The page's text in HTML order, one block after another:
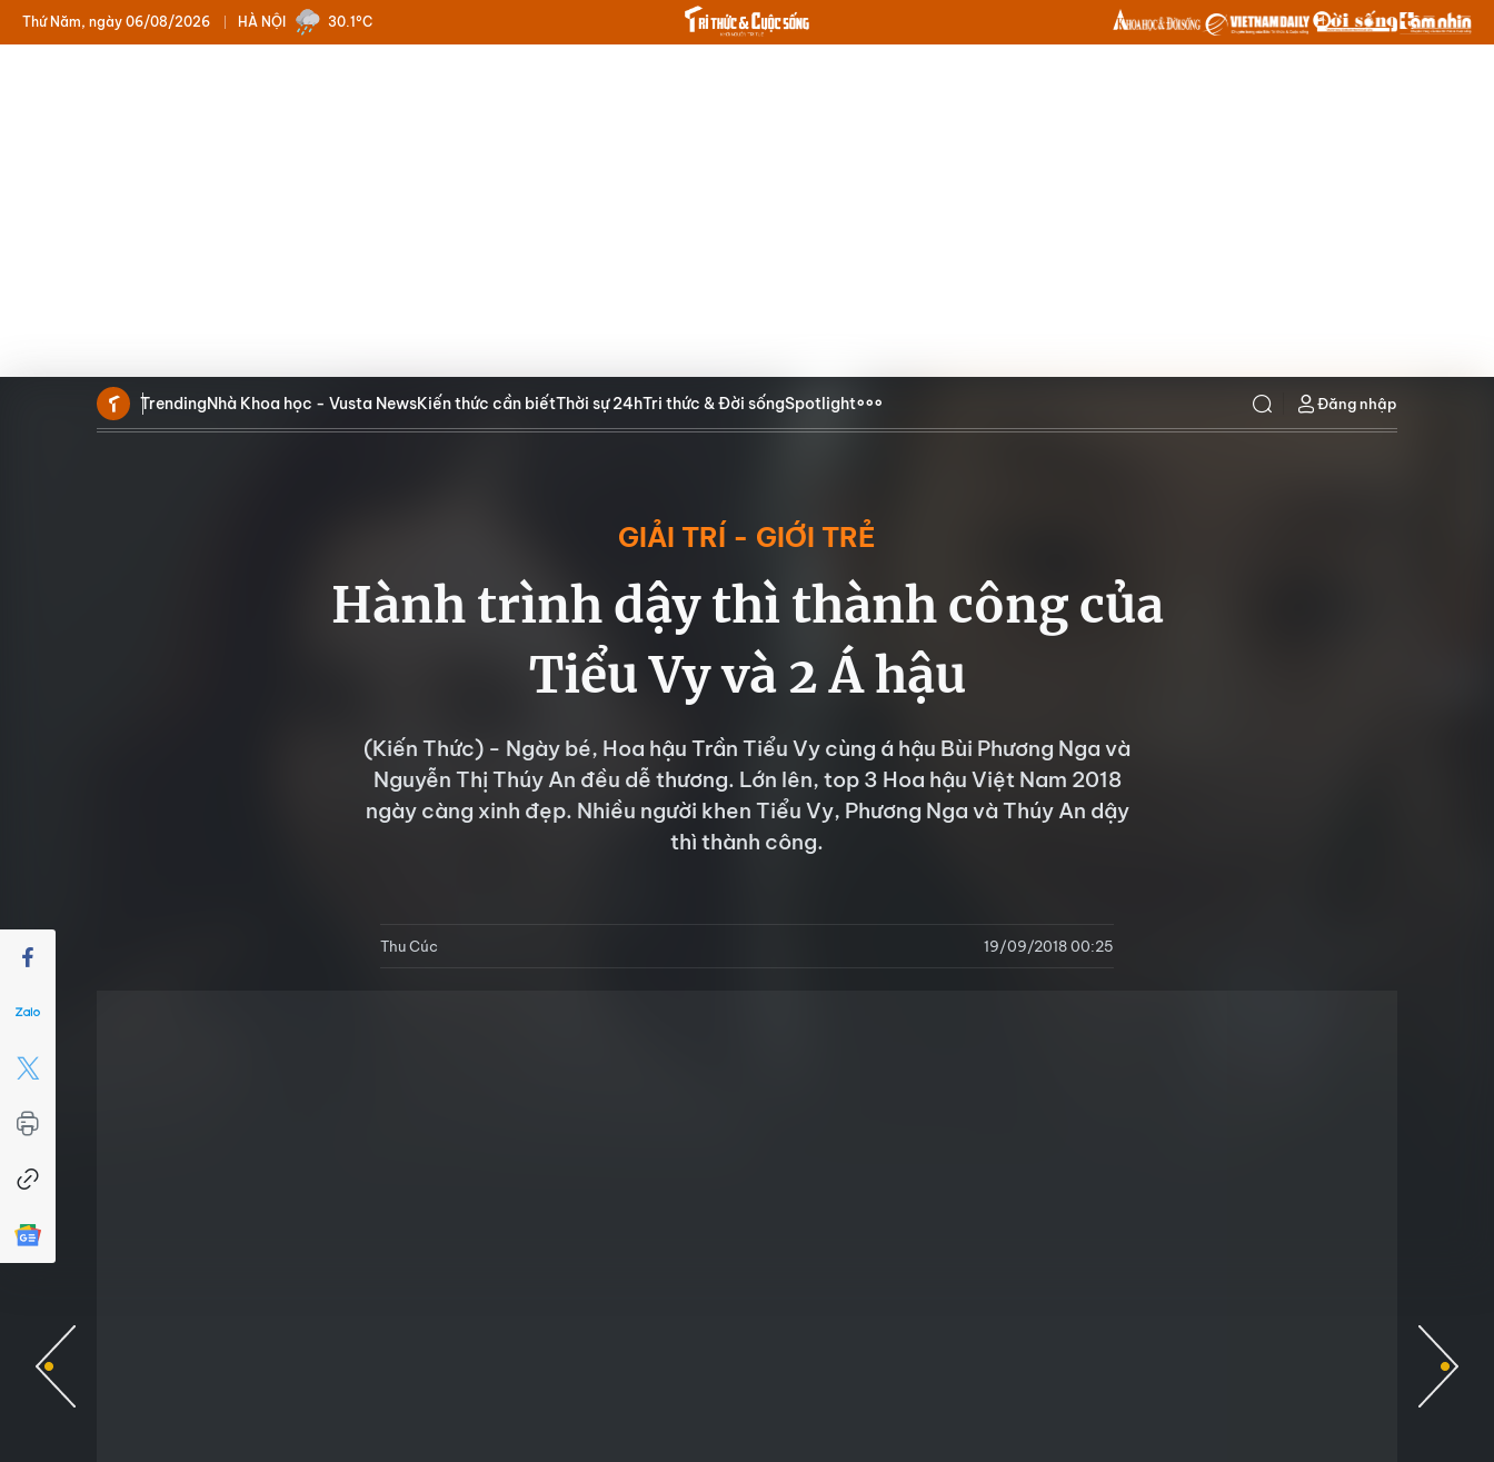
HÀ NỘI
Thứ Năm, ngày 06/08/2026 30.1°C
TrendingNhà Khoa học - Vusta NewsKiến thức cần biếtThời sự 24hTri thức & Đời sốngSpotlight Đăng nhập
GIẢI TRÍ - GIỚI TRẺ
Hành trình dậy thì thành công của
Tiểu Vy và 2 Á hậu
(Kiến Thức) - Ngày bé, Hoa hậu Trần Tiểu Vy cùng á hậu Bùi Phương Nga và
Nguyễn Thị Thúy An đều dễ thương. Lớn lên, top 3 Hoa hậu Việt Nam 2018
ngày càng xinh đẹp. Nhiều người khen Tiểu Vy, Phương Nga và Thúy An dậy
thì thành công.
Thu Cúc 19/09/2018 00:25